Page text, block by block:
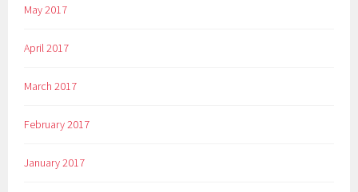
May 2017
April 2017
March 2017
February 2017
January 2017